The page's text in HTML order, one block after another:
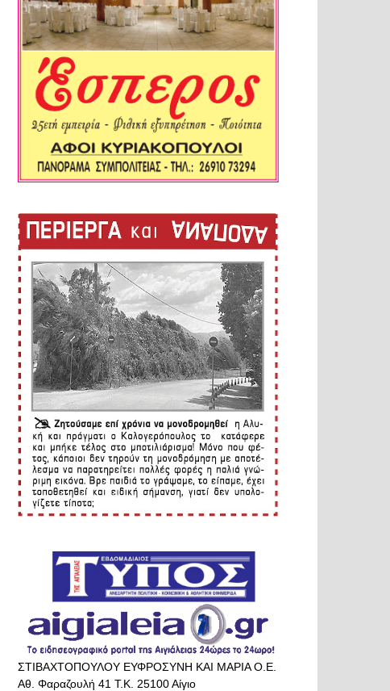
ΣΤΙΒΑΧΤΟΠΟΥΛΟΥ ΕΥΦΡΟΣΥΝΗ ΚΑΙ ΜΑΡΙΑ Ο.Ε.
Αθ. Φαραζουλή 41 Τ.Κ. 25100 Αίγιο